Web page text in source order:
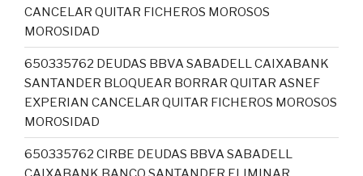
CANCELAR QUITAR FICHEROS MOROSOS
MOROSIDAD
650335762 DEUDAS BBVA SABADELL CAIXABANK
SANTANDER BLOQUEAR BORRAR QUITAR ASNEF
EXPERIAN CANCELAR QUITAR FICHEROS MOROSOS
MOROSIDAD
650335762 CIRBE DEUDAS BBVA SABADELL